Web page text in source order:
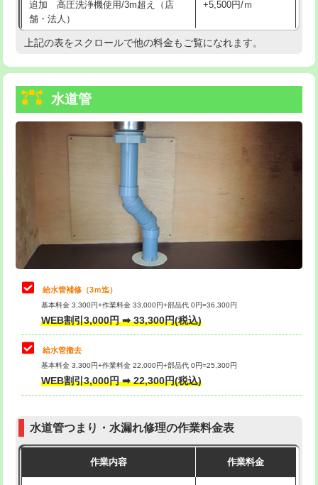
給水管工事※（塩ビ管（VP・HI）使
用/3ｍまで)
33,000円
給水管工事※（塩ビ管（VP・HI）使
+8,800円
給水管工事※（ライニング鋼管・銅
管・ポリ管・HT管使用/3ｍまで)
給水管工事※（ライニング鋼管・銅
管・ポリ管・HT管使用/3ｍ超え)
排水管工事（土の掘削・埋め戻し作
11,000円~
排水管工事（排水管工事/3ｍまで） 55,000円
排水管工事（追加 排水管工事/3ｍ超
マス交換（土の掘削・埋め戻し作業）
マス交換（深さ50㎝未満）
マス交換（深さ50㎝以上）
コンクリート斫り（厚さ10㎝まで）
モルタル補修（厚さ10㎝超え） 38,500円
追加 高圧洗浄機使用/3m超え（店
舗・法人）
+5,500円/ｍ
高度高圧洗浄換 現地調査
トーラー機使用/3mまで
追加トーラー機使用/3m超え
33,000円
8,800円
止水・漏水調査・防水処理・清掃・修
理・調整・分解・加工など（軽作業）
11,000円
止水・漏水調査・防水処理・清掃・修
理・調整・分解・加工など（中作業）
止水・漏水調査・防水処理・清掃・修
理・調整・分解・加工など（重作業）
33,000円
その他部品の脱着
交換・取付（タンク）
式）)
式・ワンホール）)
上記の表をスクロールで他の料金もご覧になれます。
水道管
給水管補修（3ｍ迄）
基本料金 3,300円+作業料金 33,000円+部品代 0円=36,300円
WEB割引3,000円 ➡ 33,300円(税込)
給水管撤去
基本料金 3,300円+作業料金 22,000円+部品代 0円=25,300円
WEB割引3,000円 ➡ 22,300円(税込)
水道管つまり・水漏れ修理の作業料金表
作業内容 作業料金